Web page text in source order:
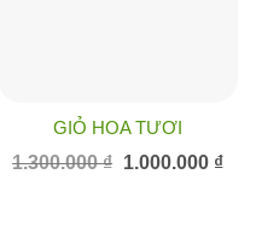
GIỎ HOA TƯƠI
1.300.000₫
Giá
gốc
1.000.000 ₫Giá